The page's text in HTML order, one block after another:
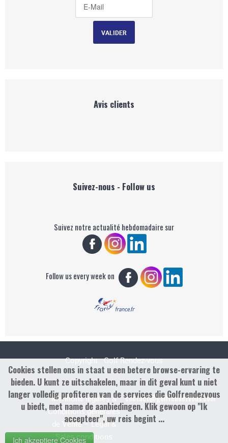
Avis clients
Suivez-nous - Follow us
Suivez notre actualité hebdomadaire sur
Follow us every week on
Copyright : Golf Rendez-vous
Mentions légales &
Conditions générales
de Vente – Legal &
Sales conditions
contact@golfrendezvous.com
Cookies stellen ons in staat u een betere browse-ervaring te
bieden. U kunt ze uitschakelen, maar in dit geval kunt u niet
langer volledig profiteren van de services die Golfrendezvous
u biedt, met name de aanbiedingen. Klik gewoon op "Ik
accepteer", uw reis begint ...
Ich akzeptiere Cookies